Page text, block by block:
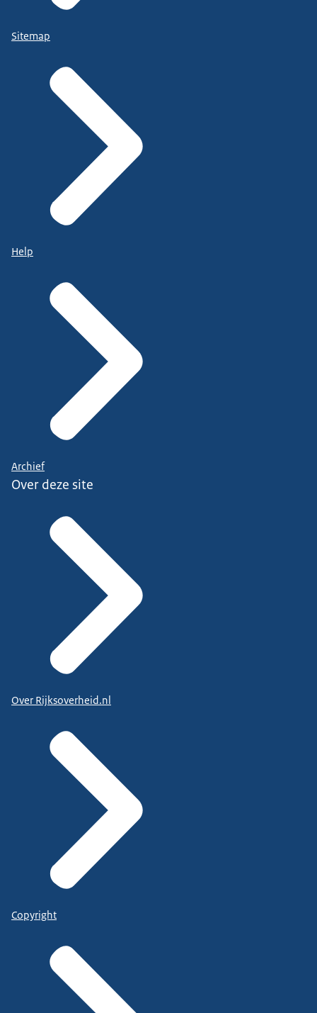
Sitemap
Help
Archief
Over deze site
Over Rijksoverheid.nl
Copyright